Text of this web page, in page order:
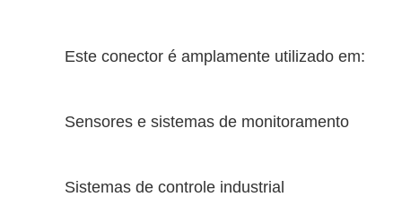
Este conector é amplamente utilizado em:
Sensores e sistemas de monitoramento
Sistemas de controle industrial